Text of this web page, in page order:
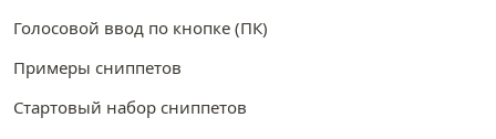
Голосовой ввод по кнопке (ПК)
Примеры сниппетов
Стартовый набор сниппетов